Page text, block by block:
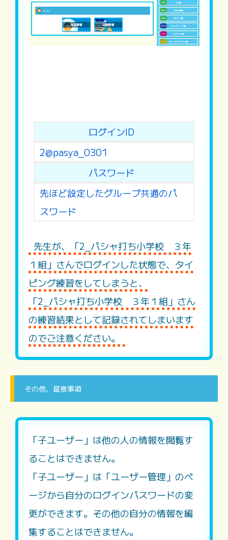
ログインID
2@pasya_0301
パスワード
先ほど設定したグループ共通のパ
スワード
先生が、「2_パシャ打ち小学校 ３年
１組」さんでログインした状態で、タイ
ピング練習をしてしまうと、
「2_パシャ打ち小学校 ３年１組」さん
の練習結果として記録されてしまいます
のでご注意ください。
その他、留意事項
「子ユーザー」は他の人の情報を閲覧す
ることはできません。
「子ユーザー」は「ユーザー管理」のペ
ージから自分のログインパスワードの変
更ができます。その他の自分の情報を編
集することはできません。